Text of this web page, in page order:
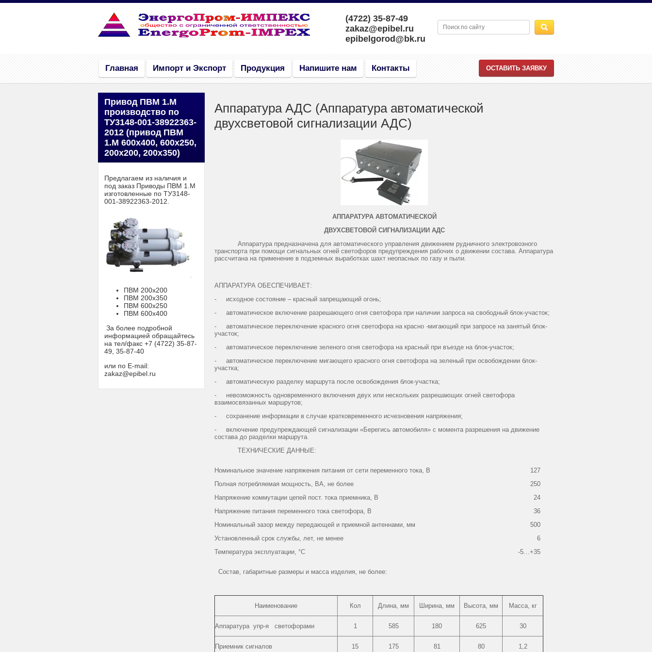
(4722) 35-87-49
zakaz@epibel.ru
epibelgorod@bk.ru
Главная Импорт и Экспорт Продукция Напишите нам Контакты ОСТАВИТЬ ЗАЯВКУ
Привод ПВМ 1.М
производство по
ТУ3148-001-38922363-
2012 (привод ПВМ
1.М 600х400, 600х250,
200х200, 200х350)
Предлагаем из наличия и
под заказ Приводы ПВМ 1.М
изготовленные по ТУ3148-
001-38922363-2012.
ПВМ 200х200
ПВМ 200х350
ПВМ 600х250
ПВМ 600х400
За более подробной
информацией обращайтесь
на тел/факс +7 (4722) 35-87-
49, 35-87-40
или по E-mail:
zakaz@epibel.ru
Аппаратура АДС (Аппаратура автоматической
двухсветовой сигнализации АДС)
АППАРАТУРА АВТОМАТИЧЕСКОЙ
ДВУХСВЕТОВОЙ СИГНАЛИЗАЦИИ АДС
Аппаратура предназначена для автоматического управления движением рудничного электровозного
транспорта при помощи сигнальных огней светофоров предупреждения рабочих о движении состава. Аппаратура
рассчитана на применение в подземных выработках шахт неопасных по газу и пыли.
АППАРАТУРА ОБЕСПЕЧИВАЕТ:
- исходное состояние – красный запрещающий огонь;
- автоматическое включение разрешающего огня светофора при наличии запроса на свободный блок-участок;
- автоматическое переключение красного огня светофора на красно -мигающий при запросе на занятый блок-
участок;
- автоматическое переключение зеленого огня светофора на красный при въезде на блок-участок;
- автоматическое переключение мигающего красного огня светофора на зеленый при освобождении блок-
участка;
- автоматическую разделку маршрута после освобождения блок-участка;
- невозможность одновременного включения двух или нескольких разрешающих огней светофора
взаимосвязанных маршрутов;
- сохранение информации в случае кратковременного исчезновения напряжения;
- включение предупреждающей сигнализации «Берегись автомобиля» с момента разрешения на движение
состава до разделки маршрута.
ТЕХНИЧЕСКИЕ ДАННЫЕ:
Номинальное значение напряжения питания от сети переменного тока, В
Полная потребляемая мощность, ВА, не более
Напряжение коммутации цепей пост. тока приемника, В
Напряжение питания переменного тока светофора, В
Номинальный зазор между передающей и приемной антеннами, мм
Установленный срок службы, лет, не менее
Температура эксплуатации, °С
127
250
24
36
500
6
-5…+35
Состав, габаритные размеры и масса изделия, не более:
Наименование Кол Длина, мм Ширина, мм Высота, мм Масса, кг
Аппаратура упр-я светофорами 1 585 180 625 30
Приемник сигналов 15 175 81 80 1,2